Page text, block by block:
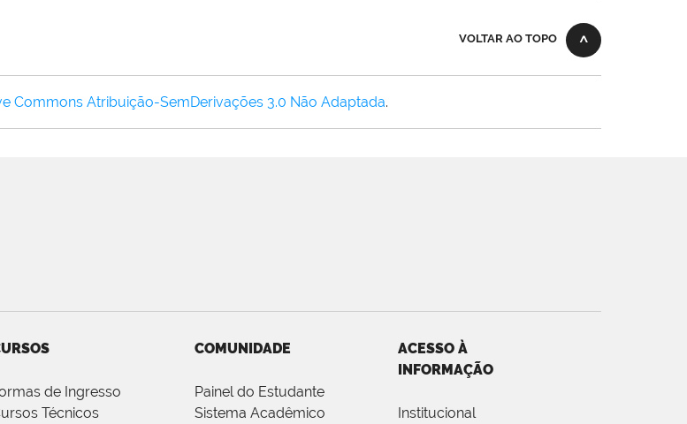
VOLTAR AO TOPO
Commons Atribuição-SemDerivações 3.0 Não Adaptada.
de Ingresso
Técnicos
COMUNIDADE
Painel do Estudante
Sistema Acadêmico
ACESSO À
INFORMAÇÃO
Institucional